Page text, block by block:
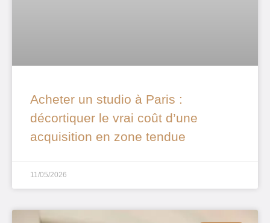
Acheter un studio à Paris :
décortiquer le vrai coût d’une
acquisition en zone tendue
11/05/2026